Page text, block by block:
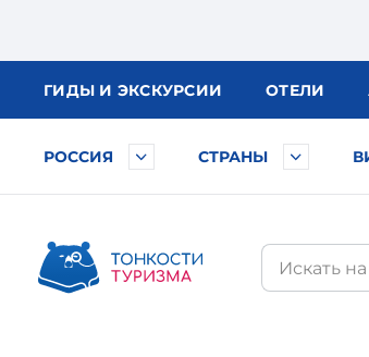
ГИДЫ И ЭКСКУРСИИ ОТЕЛИ
РОССИЯ СТРАНЫ